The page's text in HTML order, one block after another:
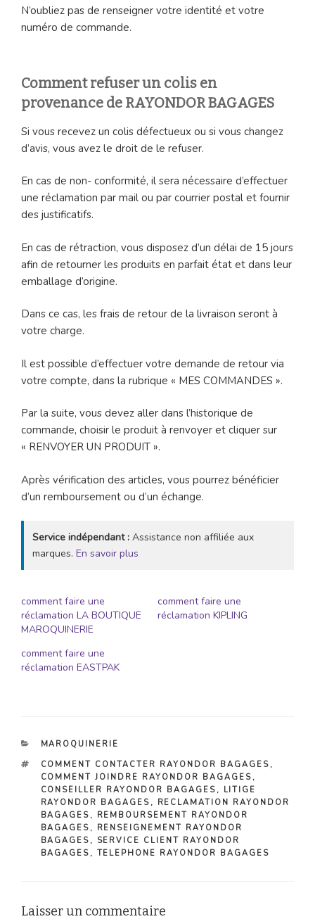
N’oubliez pas de renseigner votre identité et votre
numéro de commande.
Comment refuser un colis en
provenance de RAYONDOR BAGAGES
Si vous recevez un colis défectueux ou si vous changez
d’avis, vous avez le droit de le refuser.
En cas de non- conformité, il sera nécessaire d’effectuer
une réclamation par mail ou par courrier postal et fournir
des justificatifs.
En cas de rétraction, vous disposez d’un délai de 15 jours
afin de retourner les produits en parfait état et dans leur
emballage d’origine.
Dans ce cas, les frais de retour de la livraison seront à
votre charge.
Il est possible d’effectuer votre demande de retour via
votre compte, dans la rubrique « MES COMMANDES ».
Par la suite, vous devez aller dans l’historique de
commande, choisir le produit à renvoyer et cliquer sur
« RENVOYER UN PRODUIT ».
Après vérification des articles, vous pourrez bénéficier
d’un remboursement ou d’un échange.
Service indépendant : Assistance non affiliée aux
marques. En savoir plus
comment faire une
réclamation LA BOUTIQUE
MAROQUINERIE
comment faire une
réclamation KIPLING
comment faire une
réclamation EASTPAK
CATÉGORIES
MAROQUINERIE
ÉTIQUETTES
COMMENT CONTACTER RAYONDOR BAGAGES ,
COMMENT JOINDRE RAYONDOR BAGAGES ,
CONSEILLER RAYONDOR BAGAGES , LITIGE
RAYONDOR BAGAGES , RECLAMATION RAYONDOR
BAGAGES , REMBOURSEMENT RAYONDOR
BAGAGES , RENSEIGNEMENT RAYONDOR
BAGAGES , SERVICE CLIENT RAYONDOR
BAGAGES , TELEPHONE RAYONDOR BAGAGES
Laisser un commentaire